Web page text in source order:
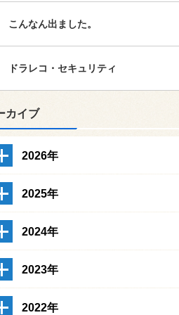
こんなん出ました。
ドラレコ・セキュリティ
カイブ
2026年
2025年
2024年
2023年
2022年